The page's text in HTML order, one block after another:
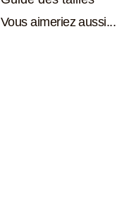
Vous aimeriez aussi...